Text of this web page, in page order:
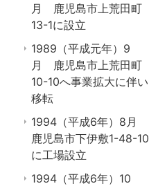
月 鹿児島市上荒田町
13-1に設立
1989（平成元年）9
月 鹿児島市上荒田町
10-10へ事業拡大に伴い
移転
1994（平成6年）8月
鹿児島市下伊敷1-48-10
に工場設立
1994（平成6年）10